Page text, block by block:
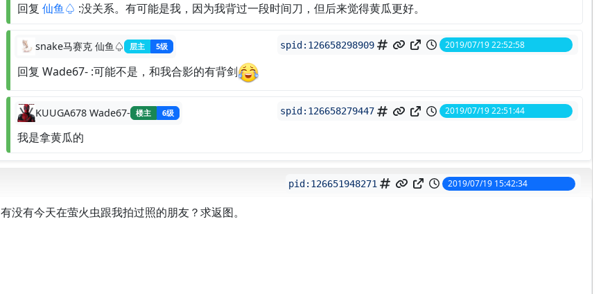
回复 仙鱼♤ :没关系。有可能是我，因为我背过一段时间刀，但后来觉得黄瓜更好。
snake马赛克 仙鱼♤ 层主 5级 spid: 126658298909 2019/07/19 22:52:58
回复 Wade67- :可能不是，和我合影的有背剑
KUUGA678 Wade67- 楼主 6级 spid: 126658279447 2019/07/19 22:51:44
我是拿黄瓜的
pid: 126651948271 2019/07/19 15:42:34
有没有今天在萤火虫跟我拍过照的朋友？求返图。